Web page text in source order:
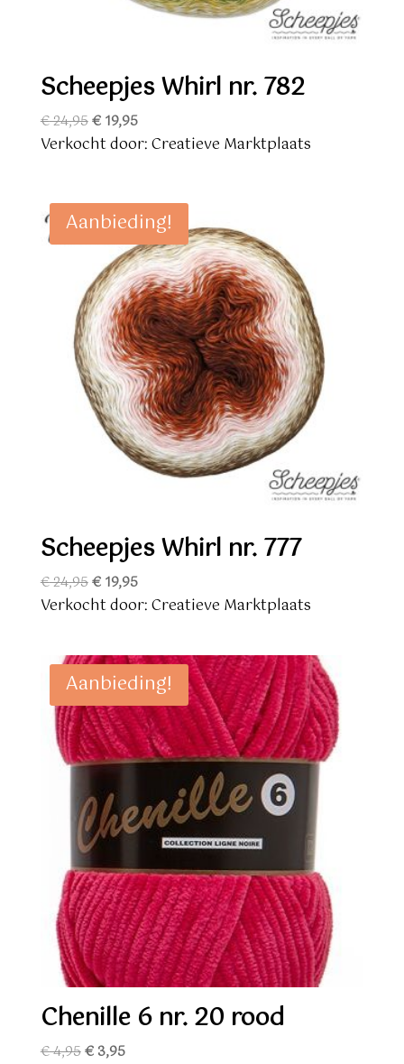
Scheepjes Whirl nr. 782
€24,95Oorspronkelijke
prijs
€19,95Huidige
prijs
Verkocht door: Creatieve Marktplaats
Aanbieding!
Scheepjes Whirl nr. 777
€24,95Oorspronkelijke
prijs
€19,95Huidige
prijs
Verkocht door: Creatieve Marktplaats
Aanbieding!
Chenille 6 nr. 20 rood
€4,95Oorspronkelijke
€3,95Huidige